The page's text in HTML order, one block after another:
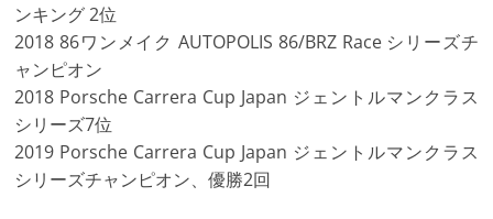
ンキング 2位
2018 86ワンメイク AUTOPOLIS 86/BRZ Race シリーズチ
ャンピオン
2018 Porsche Carrera Cup Japan ジェントルマンクラス
シリーズ7位
2019 Porsche Carrera Cup Japan ジェントルマンクラス
シリーズチャンピオン、優勝2回